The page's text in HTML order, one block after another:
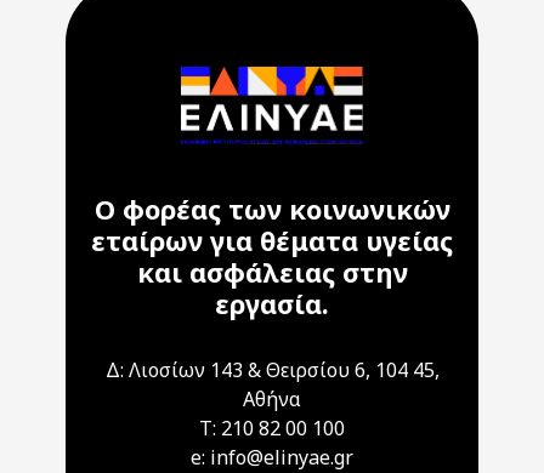
Ο φορέας των κοινωνικών
εταίρων για θέματα υγείας
και ασφάλειας στην
εργασία.
Δ: Λιοσίων 143 & Θειρσίου 6, 104 45,
Αθήνα
T: 210 82 00 100
e: info@elinyae.gr